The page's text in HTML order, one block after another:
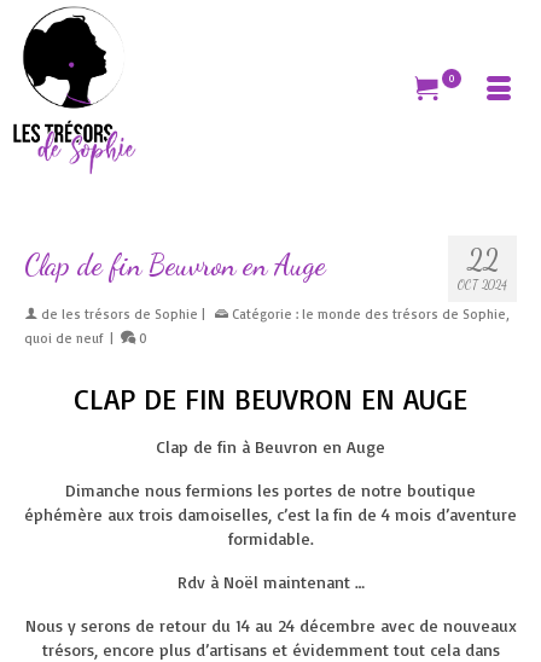
0
22
OCT 2024
Clap de fin Beuvron en Auge
de les trésors de Sophie Catégorie : le monde des trésors de Sophie,
quoi de neuf
0
CLAP DE FIN BEUVRON EN AUGE
Clap de fin à Beuvron en Auge
Dimanche nous fermions les portes de notre boutique
éphémère aux trois damoiselles, c’est la fin de 4 mois d’aventure
formidable.
Rdv à Noël maintenant …
Nous y serons de retour du 14 au 24 décembre avec de nouveaux
trésors, encore plus d’artisans et évidemment tout cela dans